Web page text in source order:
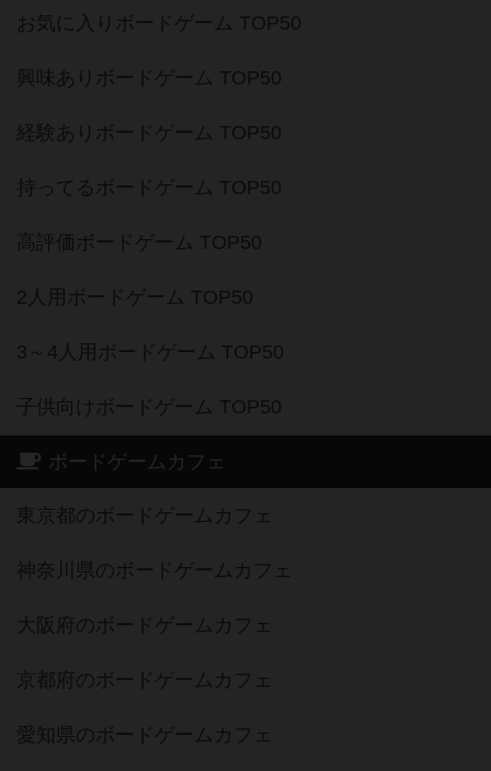
お気に入りボードゲーム TOP50
興味ありボードゲーム TOP50
経験ありボードゲーム TOP50
持ってるボードゲーム TOP50
高評価ボードゲーム TOP50
2人用ボードゲーム TOP50
3～4人用ボードゲーム TOP50
子供向けボードゲーム TOP50
ボードゲームカフェ
東京都のボードゲームカフェ
神奈川県のボードゲームカフェ
大阪府のボードゲームカフェ
京都府のボードゲームカフェ
愛知県のボードゲームカフェ